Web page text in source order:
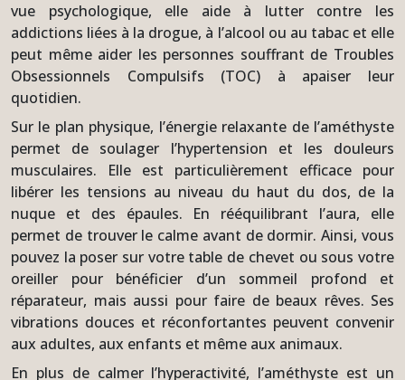
vue psychologique, elle aide à lutter contre les
addictions liées à la drogue, à l’alcool ou au tabac et elle
peut même aider les personnes souffrant de Troubles
Obsessionnels Compulsifs (TOC) à apaiser leur
quotidien.
Sur le plan physique, l’énergie relaxante de l’améthyste
permet de soulager l’hypertension et les douleurs
musculaires. Elle est particulièrement efficace pour
libérer les tensions au niveau du haut du dos, de la
nuque et des épaules. En rééquilibrant l’aura, elle
permet de trouver le calme avant de dormir. Ainsi, vous
pouvez la poser sur votre table de chevet ou sous votre
oreiller pour bénéficier d’un sommeil profond et
réparateur, mais aussi pour faire de beaux rêves. Ses
vibrations douces et réconfortantes peuvent convenir
aux adultes, aux enfants et même aux animaux.
En plus de calmer l’hyperactivité, l’améthyste est un